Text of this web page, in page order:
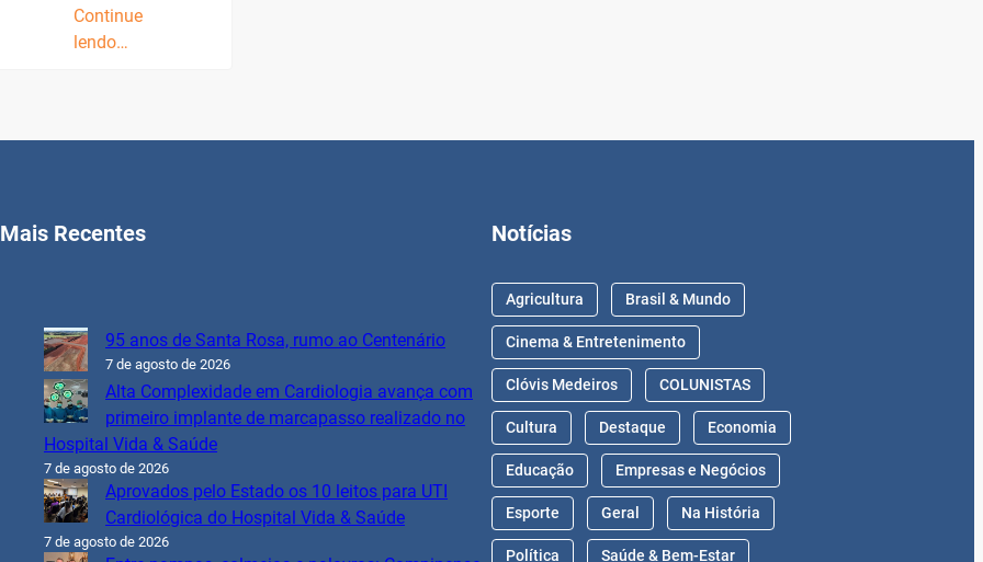
Continue
lendo…
Mais Recentes
95 anos de Santa Rosa, rumo ao Centenário
7 de agosto de 2026
Alta Complexidade em Cardiologia avança com
primeiro implante de marcapasso realizado no
Hospital Vida & Saúde
7 de agosto de 2026
Aprovados pelo Estado os 10 leitos para UTI
Cardiológica do Hospital Vida & Saúde
7 de agosto de 2026
Notícias
Agricultura Brasil & Mundo
Cinema & Entretenimento
Clóvis Medeiros COLUNISTAS
Cultura Destaque Economia
Educação Empresas e Negócios
Esporte Geral Na História
Política Saúde & Bem-Estar